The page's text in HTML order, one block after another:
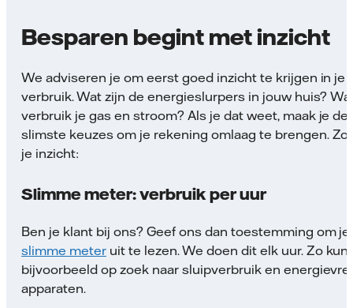
Besparen begint met inzicht
We adviseren je om eerst goed inzicht te krijgen in je
verbruik. Wat zijn de energieslurpers in jouw huis?
verbruik je gas en stroom? Als je dat weet, maak je de
slimste keuzes om je rekening omlaag te brengen. Zo
je inzicht:
Slimme meter: verbruik per uur
Ben je klant bij ons? Geef ons dan toestemming om je
slimme meteruit te lezen. We doen dit elk uur. Zo kun
bijvoorbeeld op zoek naar sluipverbruik en
apparaten.